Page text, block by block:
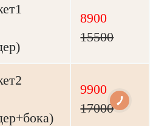
8900
15500
9900
17000